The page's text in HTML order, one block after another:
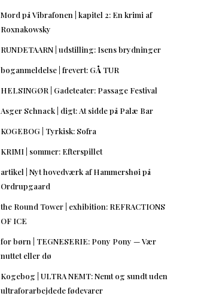
Mord på Vibrafonen | kapitel 2: En krimi af
Roxnakowsky
RUNDETAARN | udstilling: Isens brydninger
boganmeldelse | frevert: GÅ TUR
HELSINGØR | Gadeteater: Passage Festival
Asger Schnack | digt: At sidde på Palæ Bar
KOGEBOG | Tyrkisk: Sofra
KRIMI | sommer: Efterspillet
artikel | Nyt hovedværk af Hammershøi på
Ordrupgaard
the Round Tower | exhibition: REFRACTIONS
OF ICE
for børn | TEGNESERIE: Pony Pony — Vær
nuttet eller dø
Kogebog | ULTRA NEMT: Nemt og sundt uden
ultraforarbejdede fødevarer